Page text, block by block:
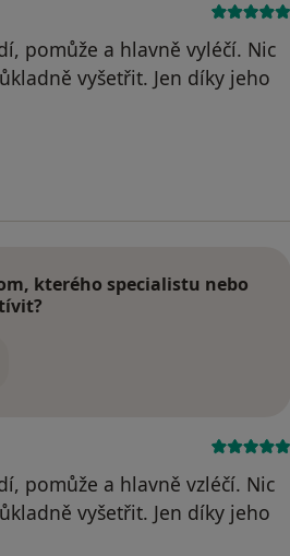
pomůže a hlavně vyléčí. Nic
vyšetřit. Jen díky jeho
kterého specialistu nebo
pomůže a hlavně vzléčí. Nic
vyšetřit. Jen díky jeho